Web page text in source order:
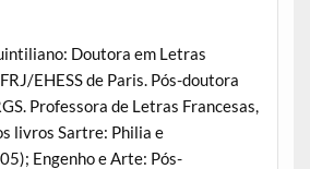
Doutora em Letras
EHESS de Paris. Pós-doutora
Professora de Letras Francesas,
livros Sartre: Philia e
Engenho e Arte: Pós-